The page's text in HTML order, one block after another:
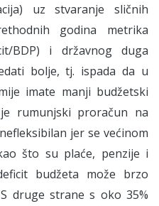
uz stvaranje sličnih
godina metrika
BDP) i državnog duga
bolje, tj. ispada da u
imate manji budžetski
rumunjski proračun na
jer se većinom
što su plaće, penzije i
budžeta može brzo
druge strane s oko 35%